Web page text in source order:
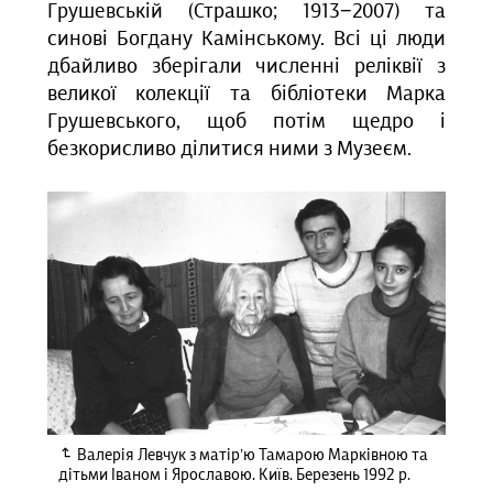
Грушевській
(Страшко; 1913−2007) та
синові Богдану Камінському. Всі ці люди
дбайливо зберігали численні реліквії з
великої колекції та бібліотеки Марка
Грушевського, щоб потім щедро і
безкорисливо ділитися ними з Музеєм.
Валерія Левчук з матір’ю Тамарою Марківною та
дітьми Іваном і Ярославою. Київ. Березень 1992 р.